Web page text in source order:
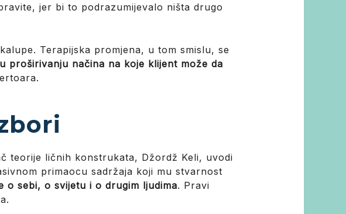
jer bi to podrazumijevalo ništa drugo
Terapijska promjena, u tom smislu, se
u proširivanju načina na koje klijent može da
teorije ličnih konstrukata, Džordž Keli, uvodi
primaocu sadržaja koji mu stvarnost
o sebi, o svijetu i o drugim ljudima. Pravi